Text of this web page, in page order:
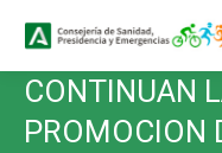
CONTINUAN
PROMOCION